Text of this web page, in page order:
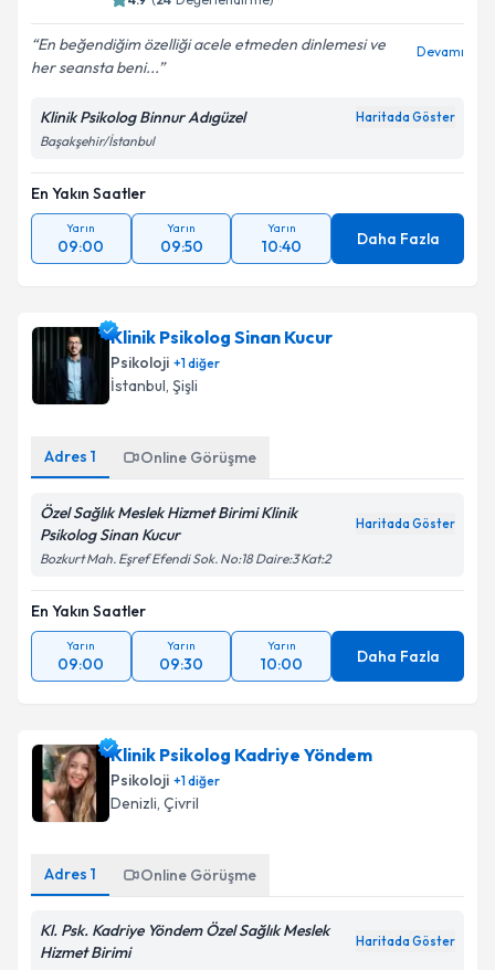
En beğendiğim özelliği acele etmeden dinlemesi ve
her seansta beni...
Devamı
Klinik Psikolog Binnur Adıgüzel Haritada Göster
Başakşehir/İstanbul
En Yakın Saatler
Yarın
09:00
Yarın
09:50
Yarın
10:40 Daha Fazla
Klinik Psikolog Sinan Kucur
Psikoloji +1diğer
İstanbul, Şişli
Adres 1 Online Görüşme
Özel Sağlık Meslek Hizmet Birimi Klinik
Psikolog Sinan Kucur
Haritada Göster
Bozkurt Mah. Eşref Efendi Sok. No:18 Daire:3 Kat:2
En Yakın Saatler
Yarın
09:00
Yarın
09:30
Yarın
10:00 Daha Fazla
Klinik Psikolog Kadriye Yöndem
Psikoloji +1diğer
Denizli, Çivril
Adres 1 Online Görüşme
Kl. Psk. Kadriye Yöndem Özel Sağlık Meslek
Hizmet Birimi
Haritada Göster